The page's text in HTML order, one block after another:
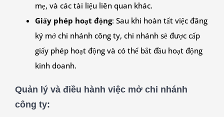
mẹ, và các tài liệu liên quan khác.
Giấy phép hoạt động: Sau khi hoàn tất việc đăng
ký mở chi nhánh công ty, chi nhánh sẽ được cấp
giấy phép hoạt động và có thể bắt đầu hoạt động
kinh doanh.
Quản lý và điều hành việc mở chi nhánh
công ty: